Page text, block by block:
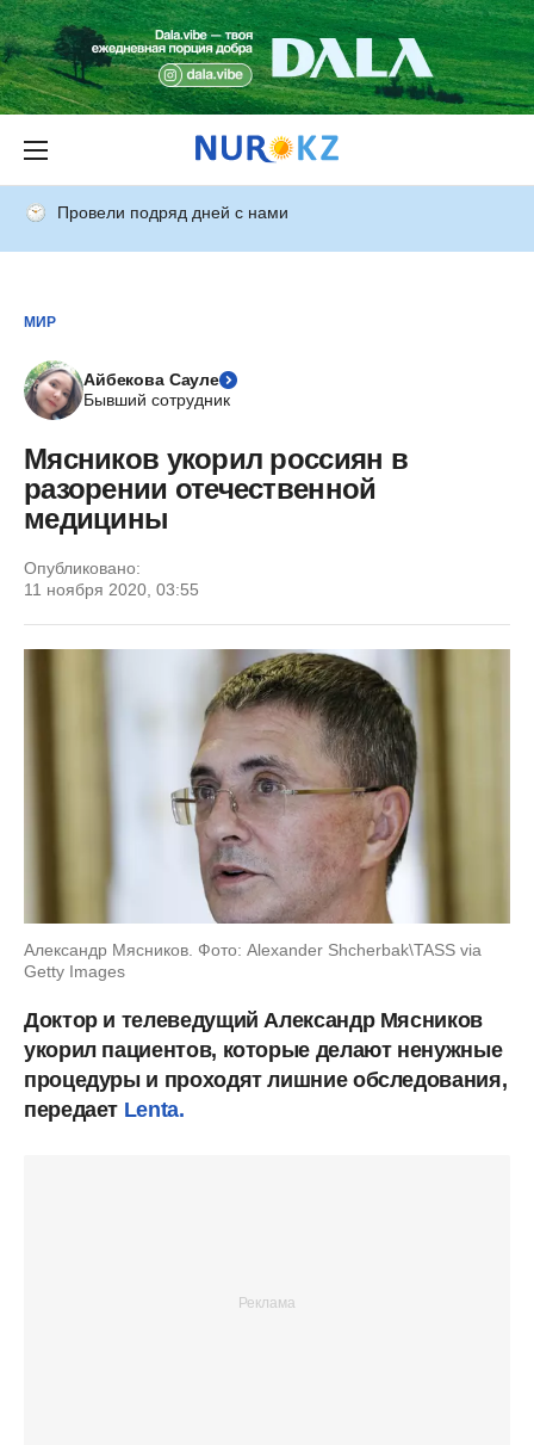
Провели подряд дней с нами
МИР
Айбекова Сауле
Бывший сотрудник
Мясников укорил россиян в
разорении отечественной
медицины
Опубликовано:
11 ноября 2020, 03:55
Александр Мясников. Фото: Alexander Shcherbak\TASS via
Getty Images
Доктор и телеведущий Александр Мясников
укорил пациентов, которые делают ненужные
процедуры и проходят лишние обследования,
передает Lenta.